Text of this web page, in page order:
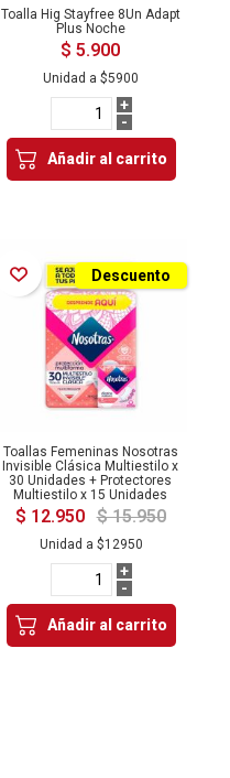
Toalla Hig Stayfree 8Un Adapt
Plus Noche
$ 5.900
Unidad a $5900
+
-
Añadir al carrito
Añadir a la Lista de Deseos
Toallas Femeninas Nosotras
Invisible Clásica Multiestilo x
30 Unidades + Protectores
Multiestilo x 15 Unidades
$ 12.950
Descuento
$ 15.950
Unidad a $12950
+
-
Añadir al carrito